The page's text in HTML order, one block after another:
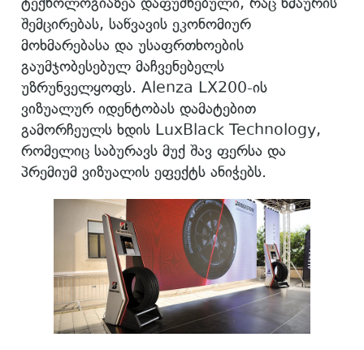
შემცირებას, საწვავის ეკონომიურ
მოხმარებასა და უსაფრთხოების
გაუმჯობესებულ მაჩვენებელს
უზრუნველყოფს. Alenza LX200-ის
ვიზუალურ იდენტობას დამატებით
გამორჩეულს ხდის LuxBlack Technology,
რომელიც საბურავს მუქ შავ ფერსა და
პრემიუმ ვიზუალის ეფექტს ანიჭებს.